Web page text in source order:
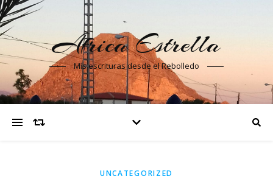
Africa Estrella
Mis escrituras desde el Rebolledo
UNCATEGORIZED